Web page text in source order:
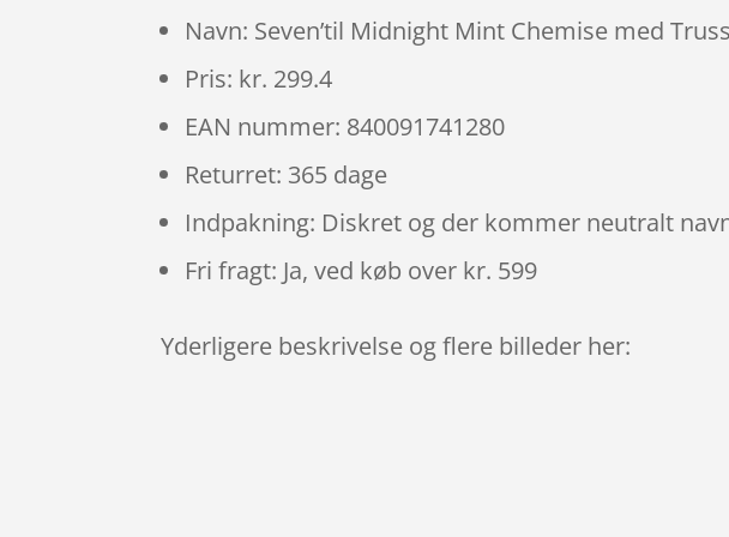
Navn: Seven’til Midnight Mint Chemise med
Pris: kr. 299.4
EAN nummer: 840091741280
Returret: 365 dage
Indpakning: Diskret og der kommer neutralt
Fri fragt: Ja, ved køb over kr. 599
Yderligere beskrivelse og flere billeder her: